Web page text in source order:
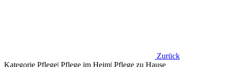
Zurück
Kategorie Pflege| Pflege im Heim| Pflege zu Hause